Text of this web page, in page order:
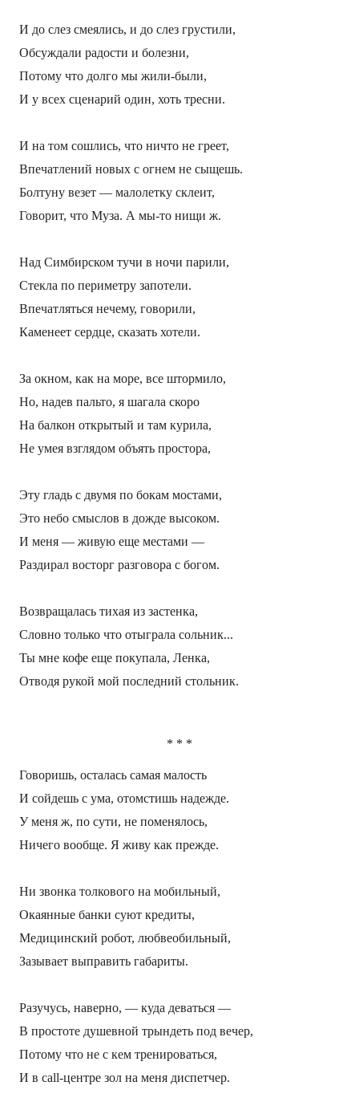
И до слез смеялись, и до слез грустили,
Обсуждали радости и болезни,
Потому что долго мы жили-были,
И у всех сценарий один, хоть тресни.
И на том сошлись, что ничто не греет,
Впечатлений новых с огнем не сыщешь.
Болтуну везет — малолетку склеит,
Говорит, что Муза. А мы-то нищи ж.
Над Симбирском тучи в ночи парили,
Стекла по периметру запотели.
Впечатляться нечему, говорили,
Каменеет сердце, сказать хотели.
За окном, как на море, все штормило,
Но, надев пальто, я шагала скоро
На балкон открытый и там курила,
Не умея взглядом объять простора,
Эту гладь с двумя по бокам мостами,
Это небо смыслов в дожде высоком.
И меня — живую еще местами —
Раздирал восторг разговора с богом.
Возвращалась тихая из застенка,
Словно только что отыграла сольник...
Ты мне кофе еще покупала, Ленка,
Отводя рукой мой последний стольник.
* * *
Говоришь, осталась самая малость
И сойдешь с ума, отомстишь надежде.
У меня ж, по сути, не поменялось,
Ничего вообще. Я живу как прежде.
Ни звонка толкового на мобильный,
Окаянные банки суют кредиты,
Медицинский робот, любвеобильный,
Зазывает выправить габариты.
Разучусь, наверно, — куда деваться —
В простоте душевной трындеть под вечер,
Потому что не с кем тренироваться,
И в call-центре зол на меня диспетчер.